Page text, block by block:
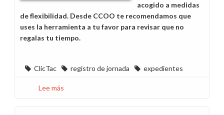
acogido a medidas
de flexibilidad. Desde CCOO te recomendamos que
uses la herramienta a tu favor para revisar que no
regalas tu tiempo.
ClicTac registro de jornada expedientes
Lee más